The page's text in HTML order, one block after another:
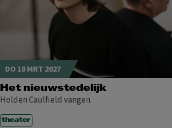
DO 18 MRT 2027
Het nieuwstedelijk
Holden Caulfield vangen
theater